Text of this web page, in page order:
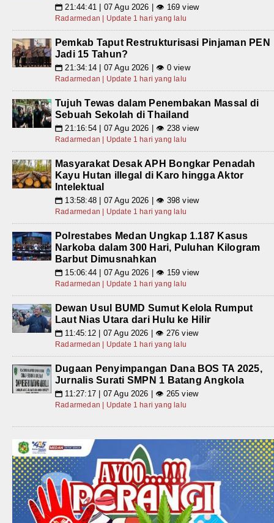
📅 21:44:41 | 07 Agu 2026 | 👁 169 view
Radarmedan | Update 1 hari yang lalu
Pemkab Taput Restrukturisasi Pinjaman PEN
Jadi 15 Tahun?
📅 21:34:14 | 07 Agu 2026 | 👁 0 view
Radarmedan | Update 1 hari yang lalu
Tujuh Tewas dalam Penembakan Massal di
Sebuah Sekolah di Thailand
📅 21:16:54 | 07 Agu 2026 | 👁 238 view
Radarmedan | Update 1 hari yang lalu
Masyarakat Desak APH Bongkar Penadah
Kayu Hutan illegal di Karo hingga Aktor
Intelektual
📅 13:58:48 | 07 Agu 2026 | 👁 398 view
Radarmedan | Update 1 hari yang lalu
Polrestabes Medan Ungkap 1.187 Kasus
Narkoba dalam 300 Hari, Puluhan Kilogram
Barbut Dimusnahkan
📅 15:06:44 | 07 Agu 2026 | 👁 159 view
Radarmedan | Update 1 hari yang lalu
Dewan Usul BUMD Sumut Kelola Rumput
Laut Nias Utara dari Hulu ke Hilir
📅 11:45:12 | 07 Agu 2026 | 👁 276 view
Radarmedan | Update 1 hari yang lalu
Dugaan Penyimpangan Dana BOS TA 2025,
Jurnalis Surati SMPN 1 Batang Angkola
📅 11:27:17 | 07 Agu 2026 | 👁 265 view
Radarmedan | Update 1 hari yang lalu